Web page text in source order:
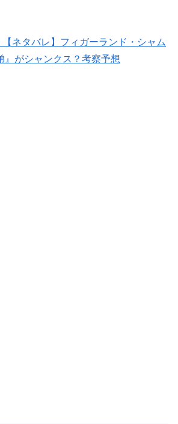
ネタバレ】フィガーランド・シャム
』がシャンクス？考察予想